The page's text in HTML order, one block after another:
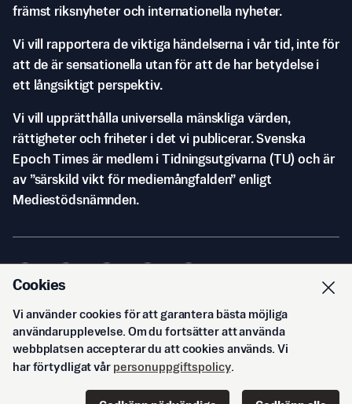
främst riksnyheter och internationella nyheter.
Vi vill rapportera de viktiga händelserna i vår tid, inte för
att de är sensationella utan för att de har betydelse i
ett långsiktigt perspektiv.
Vi vill upprätthålla universella mänskliga värden,
rättigheter och friheter i det vi publicerar. Svenska
Epoch Times är medlem i Tidningsutgivarna (TU) och är
av ”särskild vikt för mediemångfalden” enligt
Mediestödsnämnden.
© Svenska Epoch Times AB2026
Cookies
Vi använder cookies för att garantera bästa möjliga
användarupplevelse. Om du fortsätter att använda
webbplatsen accepterar du att cookies används. Vi
har förtydligat vår personuppgiftspolicy.